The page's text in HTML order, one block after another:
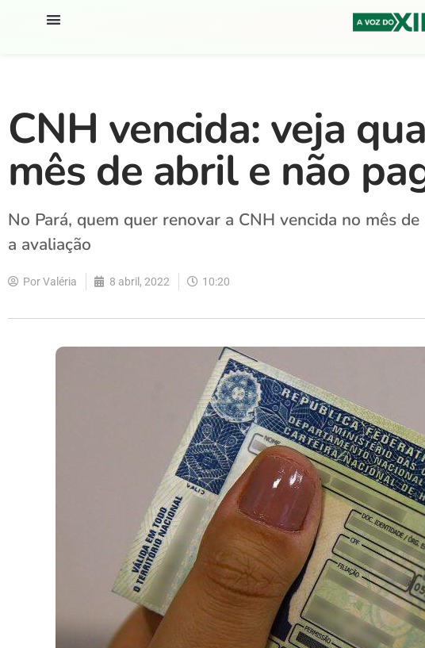
CNH vencida: veja
mês de abril e não
No Pará, quem quer renovar a CNH vencida no mês
a avaliação
PorValéria 8 abril, 2022 10:20